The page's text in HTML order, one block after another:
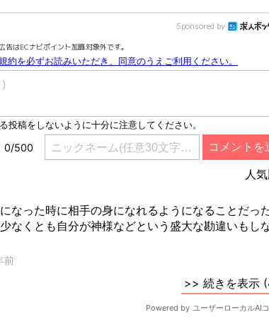
Sponsored by
告はECナビポイント加算対象外です。